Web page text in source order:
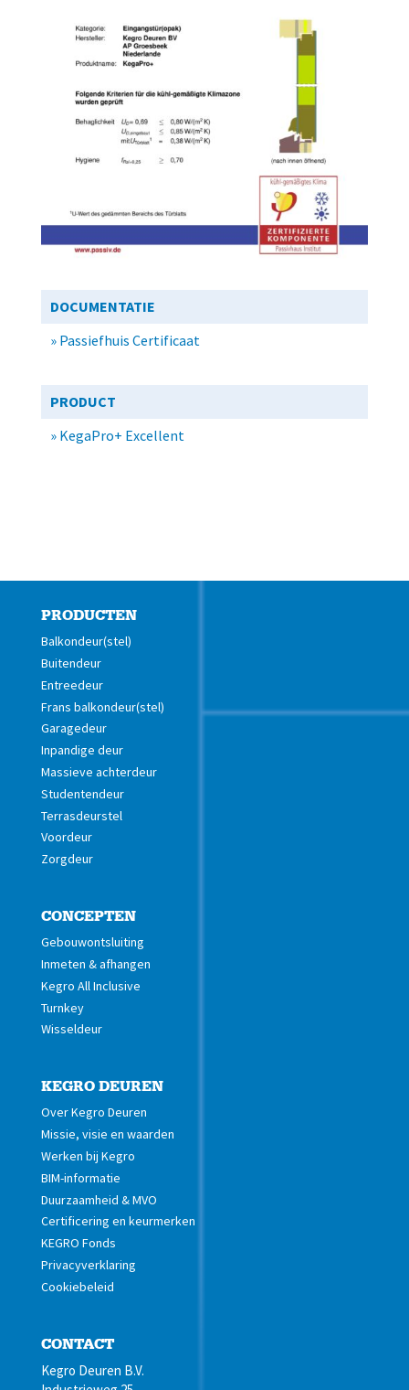
DOCUMENTATIE
» Passiefhuis Certificaat
PRODUCT
» KegaPro+ Excellent
PRODUCTEN
Balkondeur(stel)
Buitendeur
Entreedeur
Frans balkondeur(stel)
Garagedeur
Inpandige deur
Massieve achterdeur
Studentendeur
Terrasdeurstel
Voordeur
Zorgdeur
CONCEPTEN
Gebouwontsluiting
Inmeten & afhangen
Kegro All Inclusive
Turnkey
Wisseldeur
KEGRO DEUREN
Over Kegro Deuren
Missie, visie en waarden
Werken bij Kegro
BIM-informatie
Duurzaamheid & MVO
Certificering en keurmerken
KEGRO Fonds
Privacyverklaring
Cookiebeleid
CONTACT
Kegro Deuren B.V.